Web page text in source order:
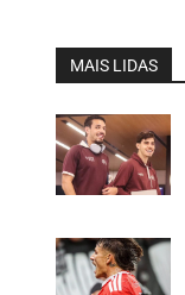
MAIS LIDAS